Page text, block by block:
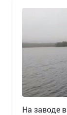
Н️а заводе